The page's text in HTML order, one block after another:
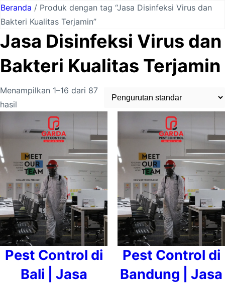
Lewati
ke
konten
Beranda / Produk dengan tag “Jasa Disinfeksi Virus dan
Bakteri Kualitas Terjamin”
Jasa Disinfeksi Virus dan
Bakteri Kualitas Terjamin
Menampilkan 1–16 dari 87
hasil
Pest Control di
Bali | Jasa
Pest Control di
Bandung | Jasa